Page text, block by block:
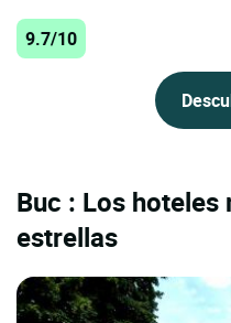
9.7/10
Buc : Los hoteles
estrellas